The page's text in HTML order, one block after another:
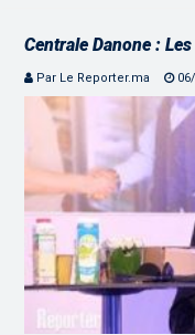
Centrale Danone :
Par Le Reporter.ma